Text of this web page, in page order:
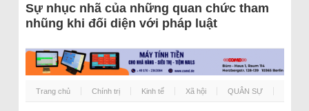
Sự nhục nhã của những quan chức tham
nhũng khi đối diện với pháp luật
Trang chủ Chính trị Kinh tế Xã hội QUÂN SỰ